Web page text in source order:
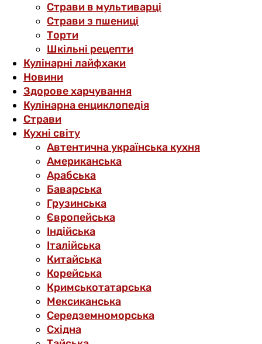
Страви в мультиварці
Страви з пшениці
Торти
Шкільні рецепти
Кулінарні лайфхаки
Новини
Здорове харчування
Кулінарна енциклопедія
Страви
Кухні світу
Автентична українська кухня
Американська
Арабська
Баварська
Грузинська
Європейська
Індійська
Італійська
Китайська
Корейська
Кримськотатарська
Мексиканська
Середземноморська
Східна